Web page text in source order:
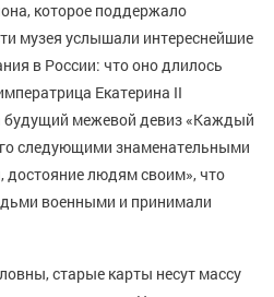
которое поддержало
музея услышали интереснейшие
в России: что оно длилось
Екатерина II
будущий межевой девиз «Каждый
следующими знаменательными
достояние людям своим», что
военными и принимали
старые карты несут массу